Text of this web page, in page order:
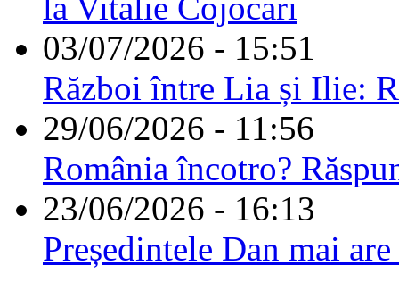
03/07/2026 - 15:51
Război între Lia și Ilie:
29/06/2026 - 11:56
România încotro?
23/06/2026 - 16:13
Președintele Dan mai